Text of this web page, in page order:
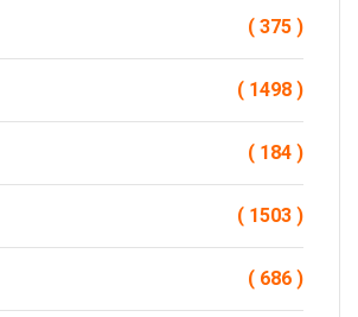
( 375 )
( 1498 )
( 184 )
( 1503 )
( 686 )